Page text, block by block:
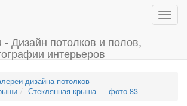
дизайна потолков
Стеклянная крыша — фото 83